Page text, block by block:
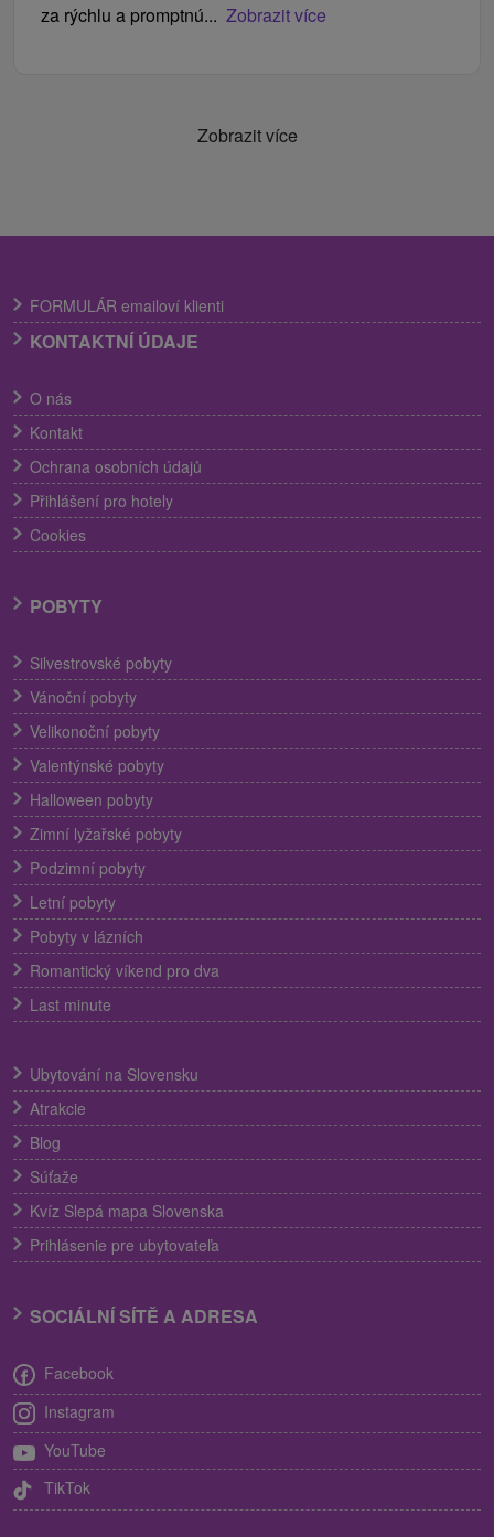
za rýchlu a promptnú... Zobrazit více
Zobrazit více
FORMULÁR emailoví klienti
KONTAKTNÍ ÚDAJE
O nás
Kontakt
Ochrana osobních údajů
Přihlášení pro hotely
Cookies
POBYTY
Silvestrovské pobyty
Vánoční pobyty
Velikonoční pobyty
Valentýnské pobyty
Halloween pobyty
Zimní lyžařské pobyty
Podzimní pobyty
Letní pobyty
Pobyty v lázních
Romantický víkend pro dva
Last minute
Ubytování na Slovensku
Atrakcie
Blog
Súťaže
Kvíz Slepá mapa Slovenska
Prihlásenie pre ubytovateľa
SOCIÁLNÍ SÍTĚ A ADRESA
Facebook
Instagram
YouTube
TikTok